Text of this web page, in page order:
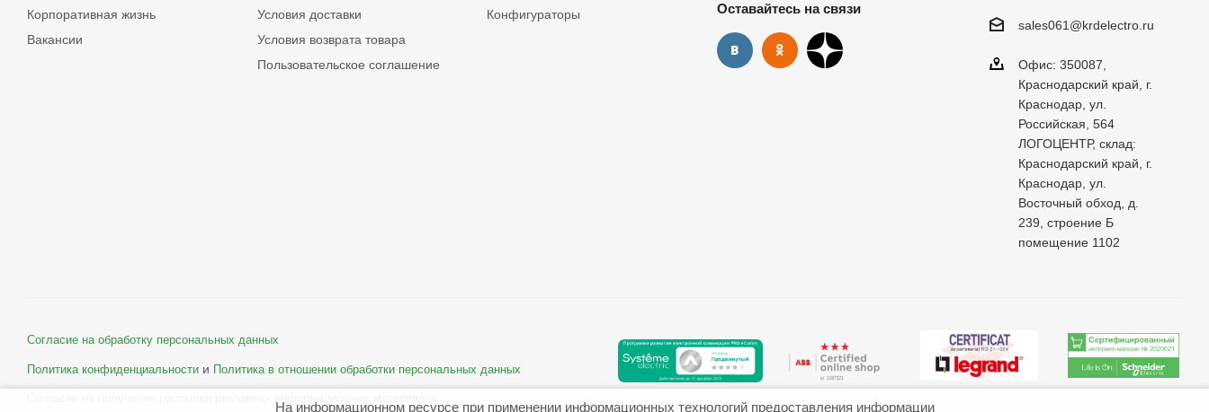
Корпоративная жизнь
Вакансии
Условия доставки
Условия возврата товара
Пользовательское соглашение
Конфигураторы
Оставайтесь на связи
sales061@krdelectro.ru
Офис: 350087,
Краснодарский край, г.
Краснодар, ул.
Российская, 564
ЛОГОЦЕНТР, склад:
Краснодарский край, г.
Краснодар, ул.
Восточный обход, д.
239, строение Б
помещение 1102
Согласие на обработку персональных данных
Политика конфиденциальности и Политика в отношении обработки персональных данных
На информационном ресурсе при применении информационных технологий предоставления информации